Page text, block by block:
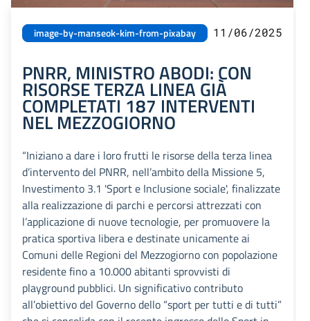
image-by-manseok-kim-from-pixabay 11/06/2025
PNRR, MINISTRO ABODI: CON
RISORSE TERZA LINEA GIÀ
COMPLETATI 187 INTERVENTI
NEL MEZZOGIORNO
“Iniziano a dare i loro frutti le risorse della terza linea
d’intervento del PNRR, nell’ambito della Missione 5,
Investimento 3.1 'Sport e Inclusione sociale', finalizzate
alla realizzazione di parchi e percorsi attrezzati con
l’applicazione di nuove tecnologie, per promuovere la
pratica sportiva libera e destinate unicamente ai
Comuni delle Regioni del Mezzogiorno con popolazione
residente fino a 10.000 abitanti sprovvisti di
playground pubblici. Un significativo contributo
all’obiettivo del Governo dello “sport per tutti e di tutti”